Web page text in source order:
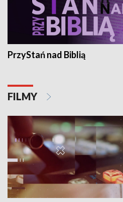
PrzyStań nad Biblią
FILMY